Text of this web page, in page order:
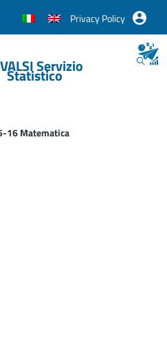
Privacy Policy
Servizio
Statistico
16 Matematica